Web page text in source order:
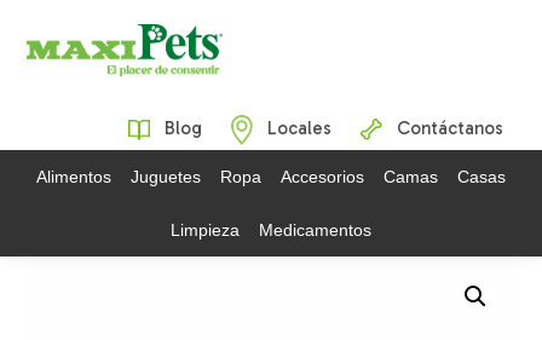
Blog Locales Contáctanos
Alimentos Juguetes Ropa Accesorios Camas Casas
Limpieza Medicamentos